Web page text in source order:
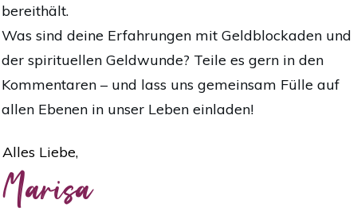
bereithält.
Was sind deine Erfahrungen mit Geldblockaden und
der spirituellen Geldwunde? Teile es gern in den
Kommentaren – und lass uns gemeinsam Fülle auf
allen Ebenen in unser Leben einladen!
Alles Liebe,
Marisa